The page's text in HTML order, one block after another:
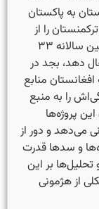
به پاکستان
را از
طریق افغانستان به پاکستان و هند با هدف تأمین سالانه ۳۳
دهد، بجد در
افغانستان منابع
را به منبع
پروژه‌ها
می‌دهد و دور از
و سدها قدرت
تحلیل‌ها بر این
از هژمونی